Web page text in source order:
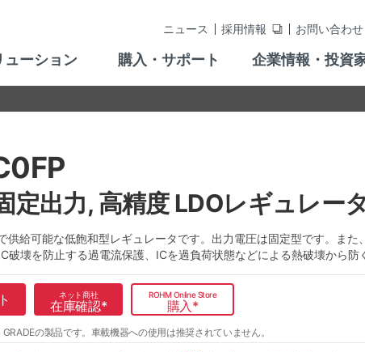
ニュース 採用情報 お問い合わせ
ューション 購入・サポート 企業情報・投資
定出力, 高精度 LDOレギュレータ
供給可能な低飽和型レギュレータです。出力電圧は固定型です。ま
破壊を防止する過電流保護、ICを過負荷状態などによる熱破壊から防
ネット商社
在庫確認*
ROHM Online Store
購入*
の製品です。 車載機器への使用は推奨されていません。